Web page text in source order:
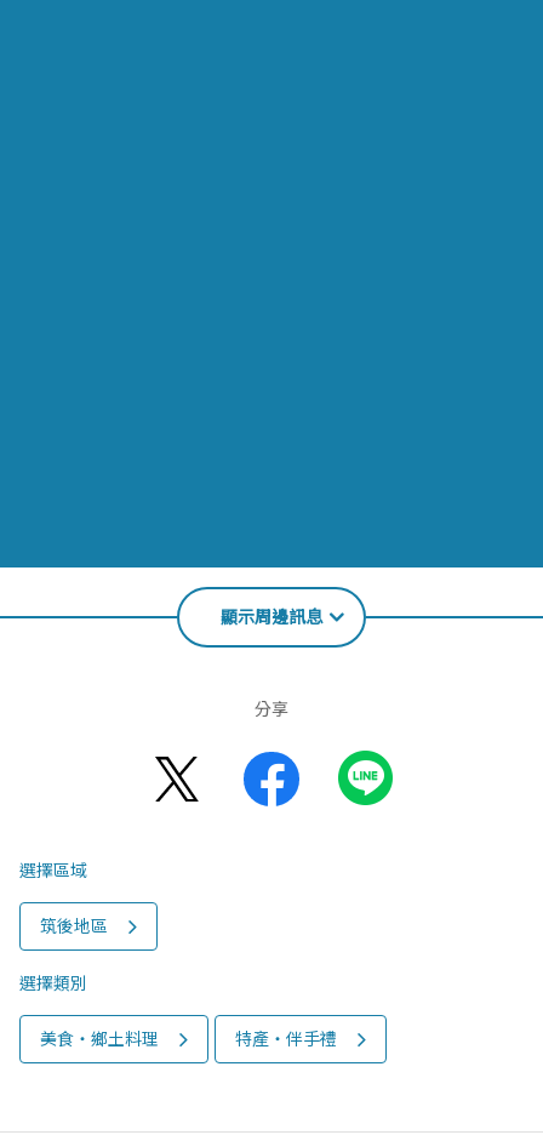
顯示周邊訊息
分享
選擇區域
筑後地區
選擇類別
美食‧鄉土料理 特產‧伴手禮